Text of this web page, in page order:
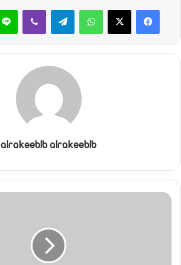
واتساب
alrakeeblb alrakeeblb